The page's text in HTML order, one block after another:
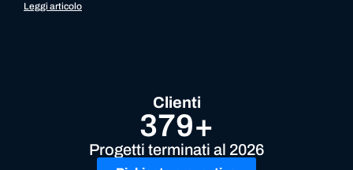
Leggi articolo
Clienti
379+
Progetti terminati al 2026